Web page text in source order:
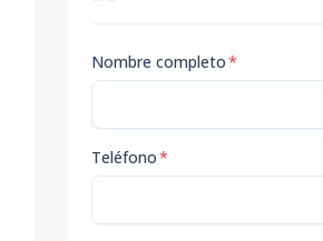
Nombre completo*
Teléfono*